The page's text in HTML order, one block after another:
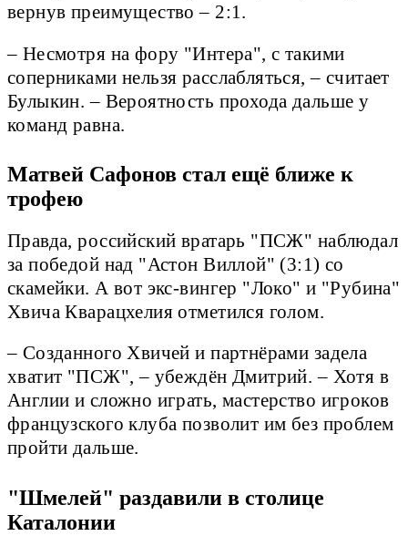
вернув преимущество – 2:1.
– Несмотря на фору "Интера", с такими
соперниками нельзя расслабляться, – считает
Булыкин. – Вероятность прохода дальше у
команд равна.
Матвей Сафонов стал ещё ближе к
трофею
Правда, российский вратарь "ПСЖ" наблюдал
за победой над "Астон Виллой" (3:1) со
скамейки. А вот экс-вингер "Локо" и "Рубина"
Хвича Кварацхелия отметился голом.
– Созданного Хвичей и партнёрами задела
хватит "ПСЖ", – убеждён Дмитрий. – Хотя в
Англии и сложно играть, мастерство игроков
французского клуба позволит им без проблем
пройти дальше.
"Шмелей" раздавили в столице
Каталонии